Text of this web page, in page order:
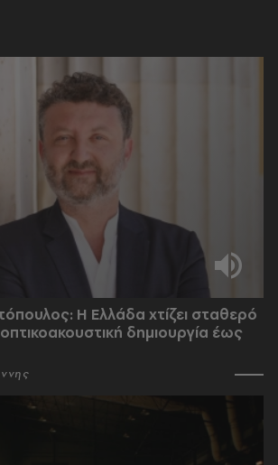
Η Ελλάδα χτίζει σταθερό
οπτικοακουστική δημιουργία έως